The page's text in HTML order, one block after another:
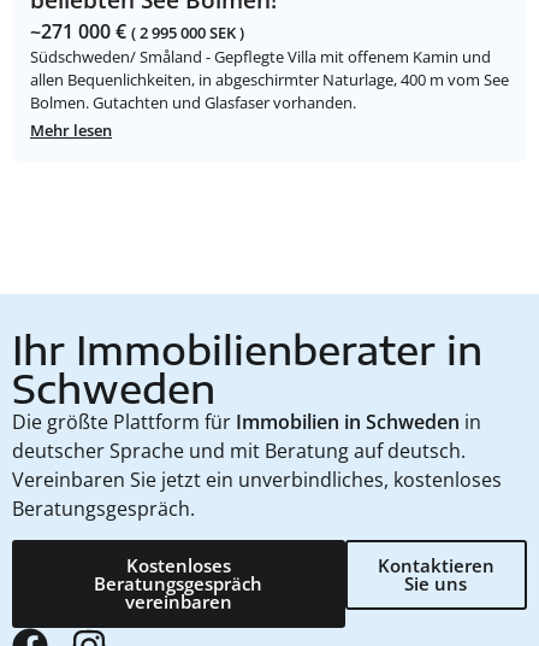
~271 000 € ( 2 995 000 SEK )
Südschweden/ Småland - Gepflegte Villa mit offenem Kamin und
allen Bequenlichkeiten, in abgeschirmter Naturlage, 400 m vom See
Bolmen. Gutachten und Glasfaser vorhanden.
Mehr lesen
Ihr Immobilienberater in
Schweden
Die größte Plattform für Immobilien in Schweden in
deutscher Sprache und mit Beratung auf deutsch.
Vereinbaren Sie jetzt ein unverbindliches, kostenloses
Beratungsgespräch.
Kostenloses
Beratungsgespräch
vereinbaren
Kontaktieren
Sie uns